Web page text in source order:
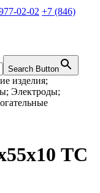
02-02 +7 (846)
Search Button
изделия;
Электроды;
ТC